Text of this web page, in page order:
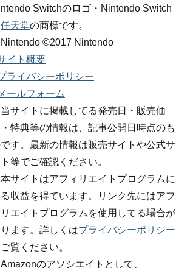
Switchのロゴ・Nintendo Switch
任天堂の商標です。
©2017 Nintendo
イト概要
ライバシーポリシー
ールフォーム
サイトに掲載してる発売日・販売価
特典等の情報は、記事公開日時点のも
す。最新の情報は販売サイトや公式サ
等でご確認ください。
サイトはアフィリエイトプログラムに
収益を得ています。リンク先にはアフ
リエイトプログラムを使用してる場合が
ます。詳しくはプライバシーポリシー
覧ください。
のアソシエイトとして、